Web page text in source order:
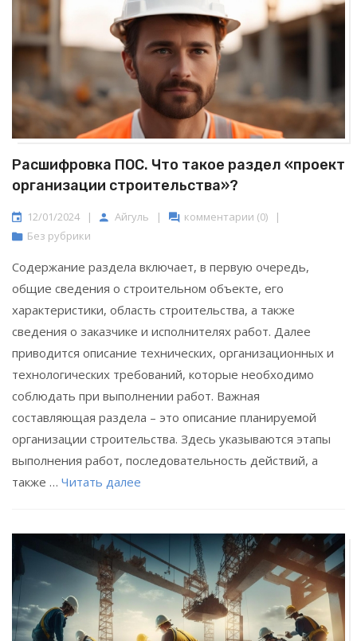
Расшифровка ПОС. Что такое раздел «проект
организации строительства»?
12/01/2024 | Айгуль | комментарии (0)
|
Без рубрики
Содержание раздела включает, в первую очередь,
общие сведения о строительном объекте, его
характеристики, область строительства, а также
сведения о заказчике и исполнителях работ. Далее
приводится описание технических, организационных и
технологических требований, которые необходимо
соблюдать при выполнении работ. Важная
составляющая раздела – это описание планируемой
организации строительства. Здесь указываются этапы
выполнения работ, последовательность действий, а
также … Читать далее